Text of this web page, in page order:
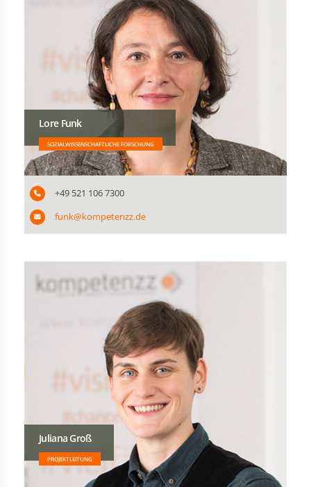
Lore Funk
SOZIALWISSENSCHAFTLICHE FORSCHUNG
+49 521 106 7300
funk@kompetenzz.de
Juliana Groß
PROJEKTLEITUNG